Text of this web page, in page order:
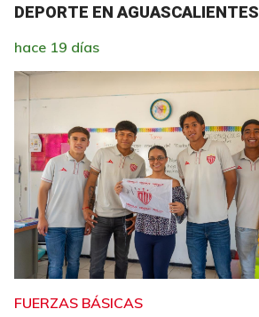
DEPORTE EN AGUASCALIENTES
hace 19 días
FUERZAS BÁSICAS